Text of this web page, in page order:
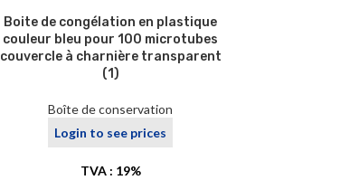
Boite de congélation en plastique
couleur bleu pour 100 microtubes
couvercle à charnière transparent
(1)
Boîte de conservation
Login to see prices
TVA : 19%